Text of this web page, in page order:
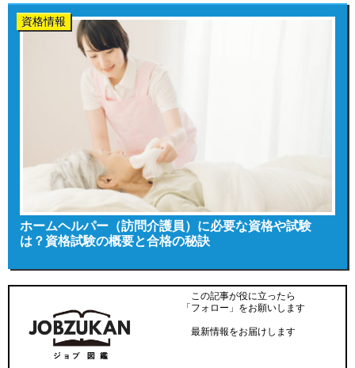
資格情報
ホームヘルパー（訪問介護員）に必要な資格や試験
は？資格試験の概要と合格の秘訣
この記事が役に立ったら
「フォロー」をお願いします
最新情報をお届けします